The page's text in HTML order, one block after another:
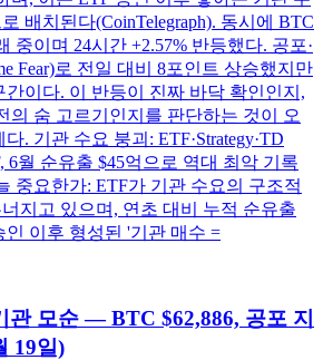
배치된다(CoinTelegraph). 동시에 BTC
중이며 24시간 +2.57% 반등했다. 공포·
Fear)로 전일 대비 8포인트 상승했지만
이다. 이 반등이 진짜 바닥 확인인지,
의 숨 고르기인지를 판단하는 것이 오
. 기관 수요 붕괴: ETF·Strategy·TD
6월 순유출 $45억으로 역대 최악 기록
중요한가: ETF가 기관 수요의 구조적
지고 있으며, 연초 대비 누적 순유출
인 이후 형성된 '기관 매수 =
관 모순 — BTC $62,886, 공포 지
19일)